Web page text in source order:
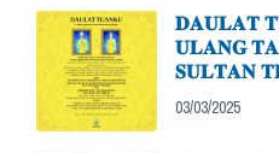
𝐃𝐀𝐔𝐋𝐀𝐓
𝐔𝐋𝐀𝐍𝐆
𝐒𝐔𝐋𝐓𝐀𝐍
03/03/2025